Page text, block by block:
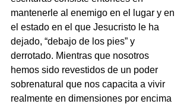
mantenerle al enemigo en el lugar y en
el estado en el que Jesucristo le ha
dejado, “debajo de los pies” y
derrotado. Mientras que nosotros
hemos sido revestidos de un poder
sobrenatural que nos capacita a vivir
realmente en dimensiones por encima